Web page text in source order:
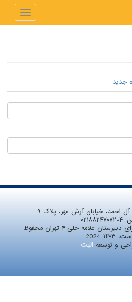
Toggle
جدید
آل احمد، خیابان آرش مهر، پلاک ۹
۰۲۱۸۸۲۴۷۰۷۲-۴
کلیه حقوق این سایت برای دبیرستان علامه حلی ۴ تهران محفوظ
است. ۱۴۰۳-2024
و توسعه الیت